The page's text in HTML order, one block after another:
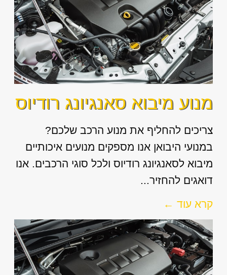
מנוע מיבוא סאנגיונג רודיוס
צריכים להחליף את מנוע הרכב שלכם?
במנועי היבואן אנו מספקים מנועים איכותיים
מיבוא לסאנגיונג רודיוס ולכל סוגי הרכבים. אנו
דואגים להחזיר...
קרא עוד ←